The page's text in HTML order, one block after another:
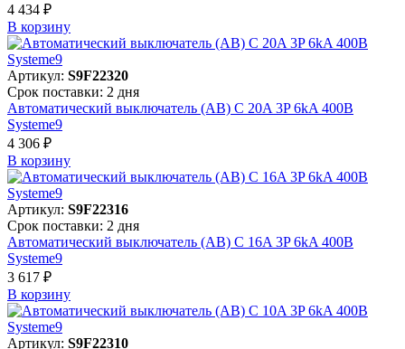
4 434 ₽
В корзинy
Артикул: S9F22320
Срок поставки: 2 дня
Автоматический выключатель (АВ) C 20A 3P 6kA 400В
Systeme9
4 306 ₽
В корзинy
Артикул: S9F22316
Срок поставки: 2 дня
Автоматический выключатель (АВ) C 16A 3P 6kA 400В
Systeme9
3 617 ₽
В корзинy
Артикул: S9F22310